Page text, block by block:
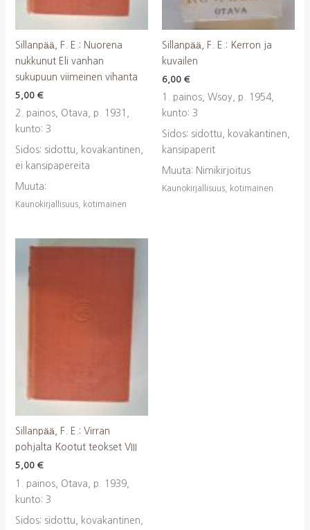
Sillanpää, F. E.: Nuorena
nukkunut Eli vanhan
sukupuun viimeinen vihanta
5,00 €
2. painos, Otava, p. 1931,
kunto: 3
Sidos: sidottu, kovakantinen,
ei kansipapereita
Muuta:
Kaunokirjallisuus, kotimainen
Sillanpää, F. E.: Kerron ja
kuvailen
6,00 €
1. painos, Wsoy, p. 1954,
kunto: 3
Sidos: sidottu, kovakantinen,
kansipaperit
Muuta: Nimikirjoitus
Kaunokirjallisuus, kotimainen
Sillanpää, F. E.: Virran
pohjalta Kootut teokset VIII
5,00 €
1. painos, Otava, p. 1939,
kunto: 3
Sidos: sidottu, kovakantinen,